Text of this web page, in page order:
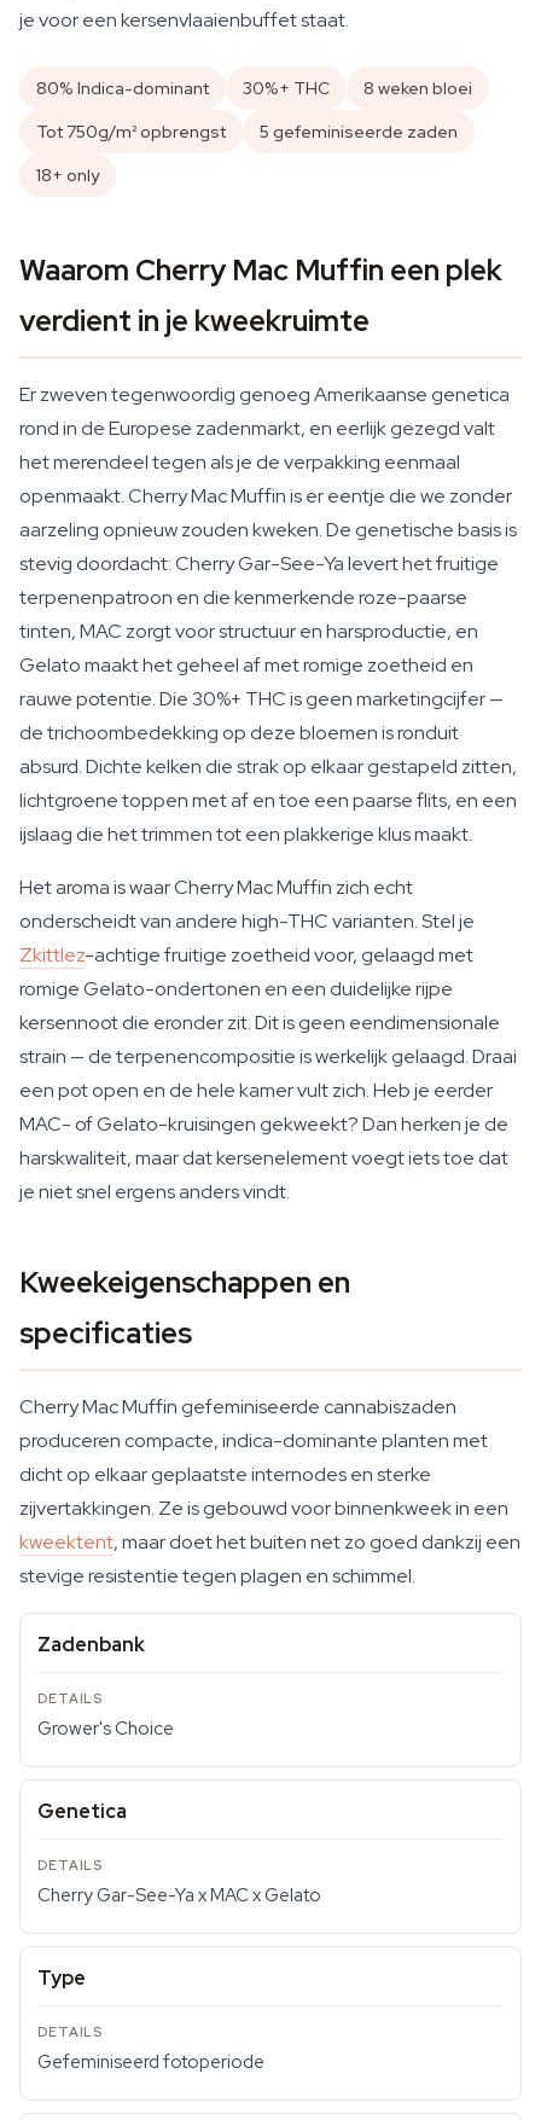
je voor een kersenvlaaienbuffet staat.
80% Indica-dominant 30%+ THC
8 weken bloei
Tot 750g/m² opbrengst
5 gefeminiseerde zaden
18+ only
Waarom Cherry Mac Muffin een plek
verdient in je kweekruimte
Er zweven tegenwoordig genoeg Amerikaanse genetica
rond in de Europese zadenmarkt, en eerlijk gezegd valt
het merendeel tegen als je de verpakking eenmaal
openmaakt. Cherry Mac Muffin is er eentje die we zonder
aarzeling opnieuw zouden kweken. De genetische basis is
stevig doordacht: Cherry Gar-See-Ya levert het fruitige
terpenenpatroon en die kenmerkende roze-paarse
tinten, MAC zorgt voor structuur en harsproductie, en
Gelato maakt het geheel af met romige zoetheid en
rauwe potentie. Die 30%+ THC is geen marketingcijfer —
de trichoombedekking op deze bloemen is ronduit
absurd. Dichte kelken die strak op elkaar gestapeld zitten,
lichtgroene toppen met af en toe een paarse flits, en een
ijslaag die het trimmen tot een plakkerige klus maakt.
Het aroma is waar Cherry Mac Muffin zich echt
onderscheidt van andere high-THC varianten. Stel je
Zkittlez-achtige fruitige zoetheid voor, gelaagd met
romige Gelato-ondertonen en een duidelijke rijpe
kersennoot die eronder zit. Dit is geen eendimensionale
strain — de terpenencompositie is werkelijk gelaagd. Draai
een pot open en de hele kamer vult zich. Heb je eerder
MAC- of Gelato-kruisingen gekweekt? Dan herken je de
harskwaliteit, maar dat kersenelement voegt iets toe dat
je niet snel ergens anders vindt.
Kweekeigenschappen en
specificaties
Cherry Mac Muffin gefeminiseerde cannabiszaden
produceren compacte, indica-dominante planten met
dicht op elkaar geplaatste internodes en sterke
zijvertakkingen. Ze is gebouwd voor binnenkweek in een
kweektent, maar doet het buiten net zo goed dankzij een
stevige resistentie tegen plagen en schimmel.
Zadenbank
Grower's Choice
Genetica
Cherry Gar-See-Ya x MAC x Gelato
Type
Gefeminiseerd fotoperiode